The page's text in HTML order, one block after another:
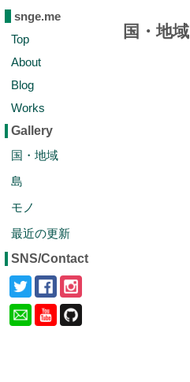
snge.me
Top
About
Blog
Works
Gallery
国・地域
島
モノ
最近の更新
SNS/Contact
国・地域